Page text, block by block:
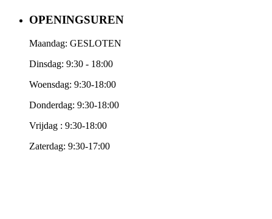
OPENINGSUREN
Maandag: GESLOTEN
Dinsdag: 9:30 - 18:00
Woensdag: 9:30-18:00
Donderdag: 9:30-18:00
Vrijdag : 9:30-18:00
Zaterdag: 9:30-17:00